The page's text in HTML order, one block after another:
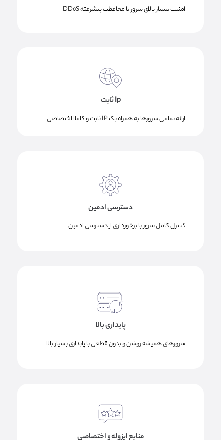
امنیت بسیار بالای سرور با محافظت پیشرفته DDoS
Ip ثابت
ارائه تمامی سرورها به همراه یک IP ثابت و کاملا اختصاصی
دسترسی ادمین
کنترل کامل سرور با برخورداری از دسترسی ادمین
پایداری بالا
سرورهای همیشه روشن و بدون قطعی با پایداری بسیار بالا
منابع ایزوله و اختصاصی